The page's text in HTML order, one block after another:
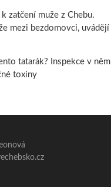
zatčení muže z Chebu.
mezi bezdomovci, uvádějí
tatarák? Inspekce v něm
toxiny